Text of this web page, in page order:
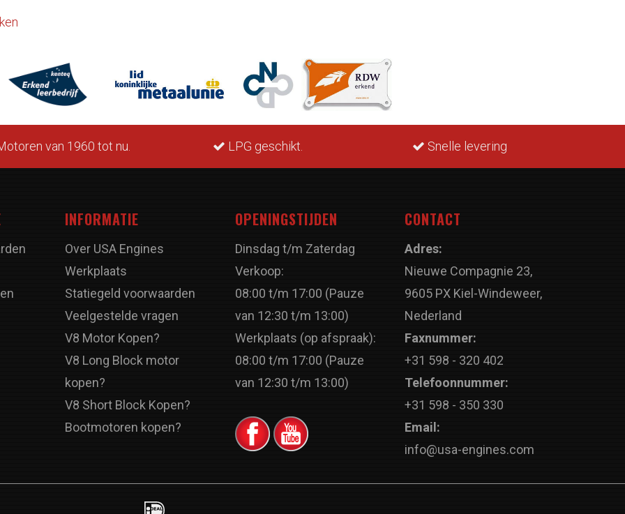
van 1960 tot nu. LPG geschikt. Snelle levering
INFORMATIE
Over USA Engines
Werkplaats
Statiegeld voorwaarden
Veelgestelde vragen
V8 Motor Kopen?
V8 Long Block motor
kopen?
V8 Short Block Kopen?
Bootmotoren kopen?
OPENINGSTIJDEN
Dinsdag t/m Zaterdag
Verkoop:
08:00 t/m 17:00 (Pauze
van 12:30 t/m 13:00)
Werkplaats (op afspraak):
08:00 t/m 17:00 (Pauze
van 12:30 t/m 13:00)
CONTACT
Adres:
Nieuwe Compagnie 23,
9605 PX Kiel-Windeweer,
Nederland
Faxnummer:
+31 598 - 320 402
Telefoonnummer:
+31 598 - 350 330
Email:
info@usa-engines.com